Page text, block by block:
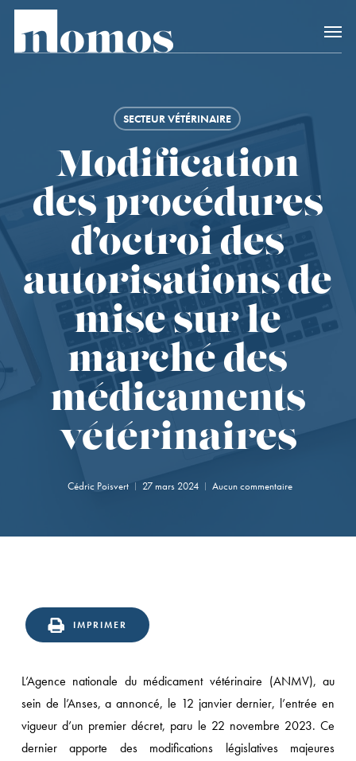
Skip
main
Accès rapide
SECTEUR VÉTÉRINAIRE
Modification
des procédures
d’octroi des
autorisations de
mise sur le
marché des
médicaments
vétérinaires
Cédric Poisvert 27 mars 2024 Aucun commentaire
IMPRIMER
L’Agence nationale du médicament vétérinaire (ANMV), au
sein de l’Anses, a annoncé, le 12 janvier dernier, l’entrée en
vigueur d’un premier décret, paru le 22 novembre 2023. Ce
dernier apporte des modifications législatives majeures